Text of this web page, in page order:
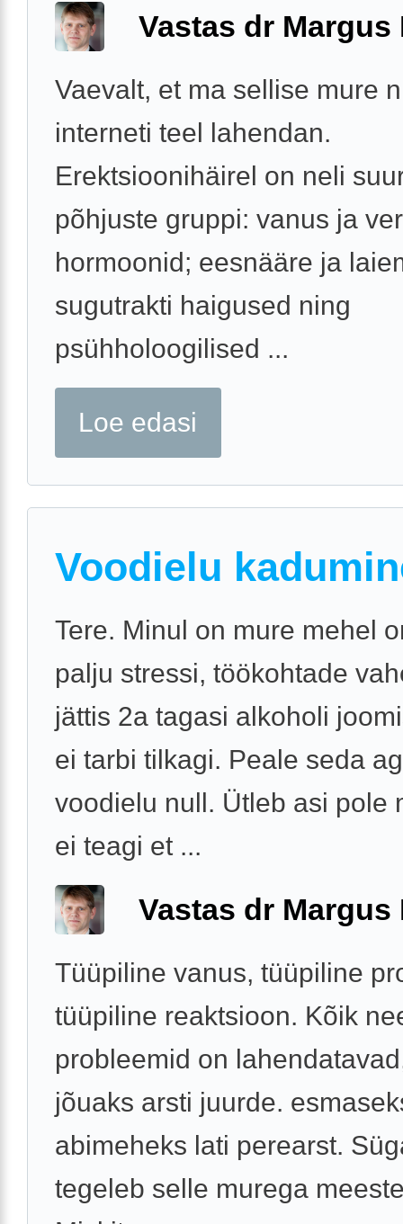
Vastas dr Margus
Vaevalt, et ma sellise mure
interneti teel lahendan.
Erektsioonihäirel on neli
põhjuste gruppi: vanus ja
hormoonid; eesnääre ja
sugutrakti haigused ning
psühholoogilised ...
Loe edasi
Voodielu
Tere. Minul on mure mehel
palju stressi, töökohtade
jättis 2a tagasi alkoholi
ei tarbi tilkagi. Peale seda
voodielu null. Ütleb asi pole
ei teagi et ...
Vastas dr Margus
Tüüpiline vanus, tüüpiline
tüüpiline reaktsioon. Kõik
probleemid on
jõuaks arsti juurde.
abimeheks lati perearst.
tegeleb selle murega